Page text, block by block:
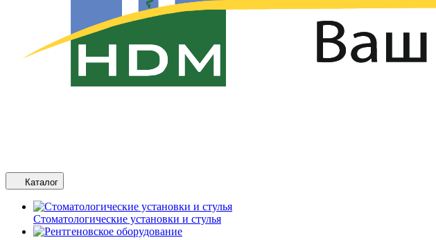
Каталог
Стоматологические установки и стулья